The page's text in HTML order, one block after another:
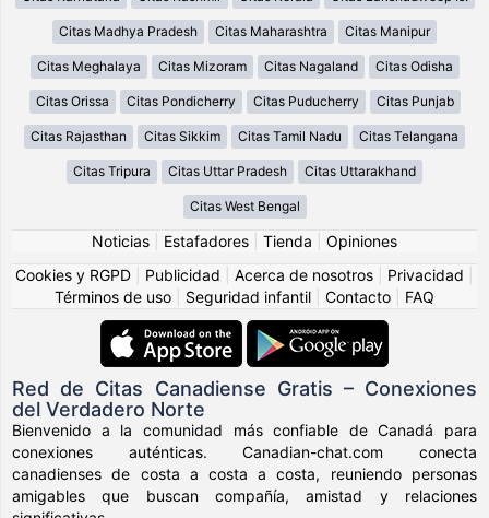
Citas Madhya Pradesh Citas Maharashtra Citas Manipur
Citas Meghalaya Citas Mizoram Citas Nagaland Citas Odisha
Citas Orissa Citas Pondicherry Citas Puducherry Citas Punjab
Citas Rajasthan Citas Sikkim Citas Tamil Nadu Citas Telangana
Citas Tripura Citas Uttar Pradesh Citas Uttarakhand
Citas West Bengal
Noticias Estafadores Tienda
Opiniones
Cookies y RGPD
Publicidad Acerca de nosotros Privacidad
Términos de uso
Seguridad infantil Contacto FAQ
Red de Citas Canadiense Gratis – Conexiones
del Verdadero Norte
Bienvenido a la comunidad más confiable de Canadá para
conexiones auténticas. Canadian-chat.com conecta
canadienses de costa a costa a costa, reuniendo personas
amigables que buscan compañía, amistad y relaciones